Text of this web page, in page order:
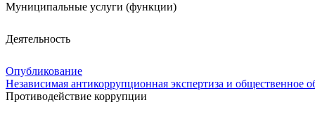
Муниципальные услуги (функции)
Деятельность
Опубликование
Независимая антикоррупционная экспертиза и общественное
Противодействие коррупции